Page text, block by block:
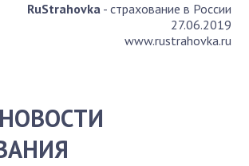
RuStrahovka- страхование в России
27.06.2019
www.rustrahovka.ru